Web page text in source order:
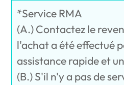
*Service RMA
(A.) Contactez le
l'achat a été effectué
assistance rapide et
(B.) S'il n'y a pas de